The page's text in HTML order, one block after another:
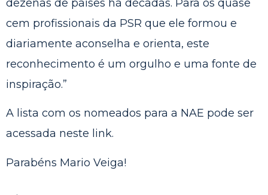
dezenas de países há décadas. Para os quase
cem profissionais da PSR que ele formou e
diariamente aconselha e orienta, este
reconhecimento é um orgulho e uma fonte de
inspiração.”
A lista com os nomeados para a NAE pode ser
acessada neste link.
Parabéns Mario Veiga!